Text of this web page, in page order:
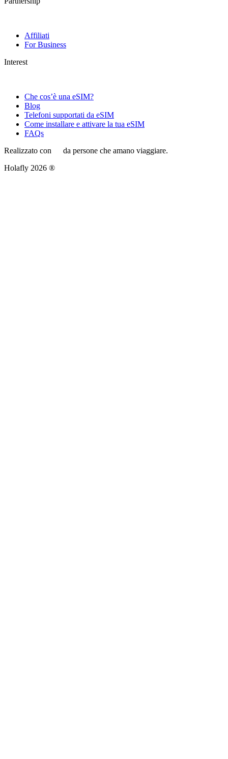
Affiliati
For Business
Interest
Che cos’è una eSIM?
Blog
Telefoni supportati da eSIM
Come installare e attivare la tua eSIM
FAQs
Realizzato con
da persone che amano viaggiare.
Holafly 2026 ®